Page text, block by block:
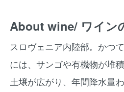
About wine/ ワイン
スロヴェニア内陸部。かつ
には、サンゴや有機物が堆
土壌が広がり、年間降水量